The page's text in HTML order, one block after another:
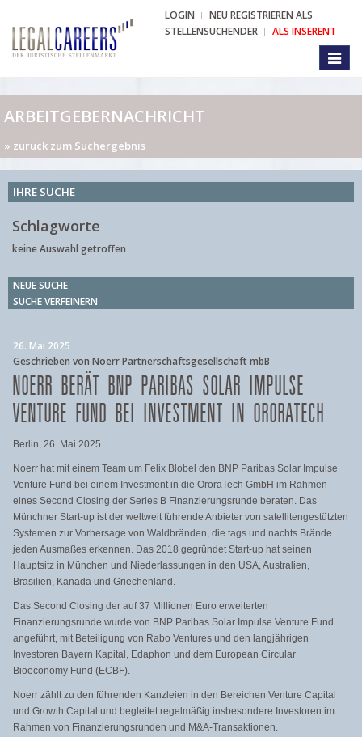
LOGIN
NEU REGISTRIEREN ALS
STELLENSUCHENDER
ALS INSERENT
ARBEITGEBERNACHRICHT
» zurück zum Suchergebnis
IHRE SUCHE
Schlagworte
keine Auswahl getroffen
NEUE SUCHE
SUCHE VERFEINERN
26. Mai 2025
Geschrieben von Noerr Partnerschaftsgesellschaft mbB
NOERR BERÄT BNP PARIBAS SOLAR IMPULSE
VENTURE FUND BEI INVESTMENT IN ORORATECH
Berlin, 26. Mai 2025
Noerr hat mit einem Team um Felix Blobel den BNP Paribas Solar Impulse
Venture Fund bei einem Investment in die OroraTech GmbH im Rahmen
eines Second Closing der Series B Finanzierungsrunde beraten. Das
Münchner Start-up ist der weltweit führende Anbieter von satellitengestützten
Systemen zur Vorhersage von Waldbränden, die tags und nachts Brände
jeden Ausmaßes erkennen. Das 2018 gegründet Start-up hat seinen
Hauptsitz in München und Niederlassungen in den USA, Australien,
Brasilien, Kanada und Griechenland.
Das Second Closing der auf 37 Millionen Euro erweiterten
Finanzierungsrunde wurde von BNP Paribas Solar Impulse Venture Fund
angeführt, mit Beteiligung von Rabo Ventures und den langjährigen
Investoren Bayern Kapital, Edaphon und dem European Circular
Bioeconomy Fund (ECBF).
Noerr zählt zu den führenden Kanzleien in den Bereichen Venture Capital
und Growth Capital und begleitet regelmäßig insbesondere Investoren im
Rahmen von Finanzierungsrunden und M&A-Transaktionen.